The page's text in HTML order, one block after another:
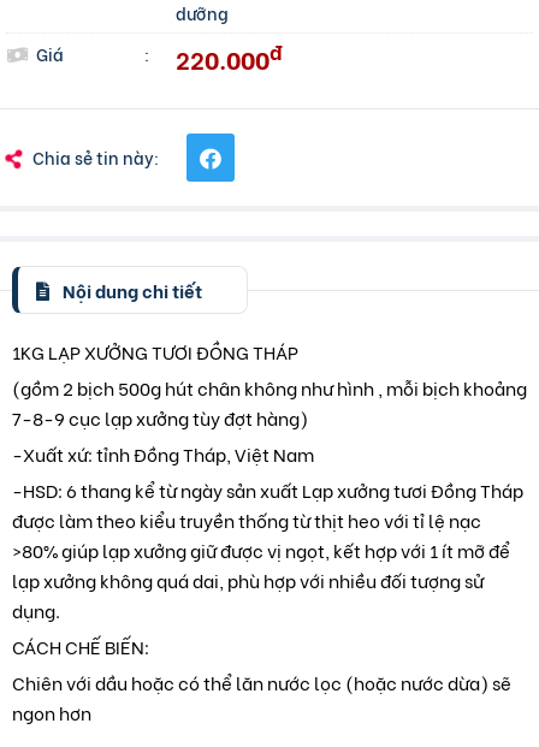
dưỡng
Giá
: 220.000đ
Chia sẻ tin này:
Nội dung chi tiết
1KG LẠP XƯỞNG TƯƠI ĐỒNG THÁP
(gồm 2 bịch 500g hút chân không như hình , mỗi bịch khoảng
7-8-9 cục lạp xưởng tùy đợt hàng)
-Xuất xứ: tỉnh Đồng Tháp, Việt Nam
-HSD: 6 thang kể từ ngày sản xuất Lạp xưởng tươi Đồng Tháp
được làm theo kiểu truyền thống từ thịt heo với tỉ lệ nạc
>80% giúp lạp xưởng giữ được vị ngọt, kết hợp với 1 ít mỡ để
lạp xưởng không quá dai, phù hợp với nhiều đối tượng sử
dụng.
CÁCH CHẾ BIẾN:
Chiên với dầu hoặc có thể lăn nước lọc (hoặc nước dừa) sẽ
ngon hơn